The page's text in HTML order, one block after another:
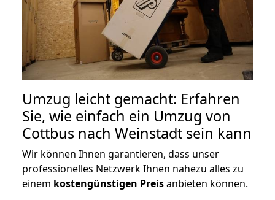
Umzug leicht gemacht: Erfahren
Sie, wie einfach ein Umzug von
Cottbus nach Weinstadt sein kann
Wir können Ihnen garantieren, dass unser
professionelles Netzwerk Ihnen nahezu alles zu
einem kostengünstigen Preisanbieten können.